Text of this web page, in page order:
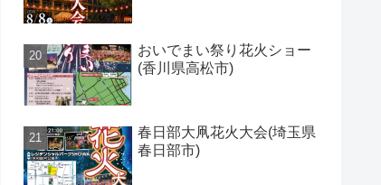
おいでまい祭り花火ショー
(香川県高松市)
春日部大凧花火大会(埼玉県
春日部市)